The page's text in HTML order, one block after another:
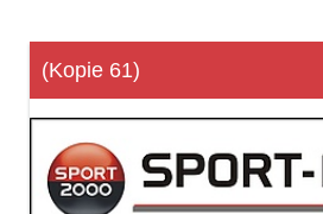
(Kopie 61)